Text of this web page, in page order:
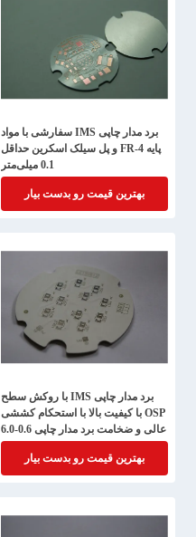
برد مدار چاپی IMS سفارشی با مواد
پایه FR-4 و پل سیلک اسکرین حداقل
0.1 میلی‌متر
بهترین قیمت رو بدست بیار
برد مدار چاپی IMS با روکش سطح
OSP با کیفیت بالا با استحکام کششی
عالی و ضخامت برد مدار چاپی 0.6-6.0
میلی متر
بهترین قیمت رو بدست بیار